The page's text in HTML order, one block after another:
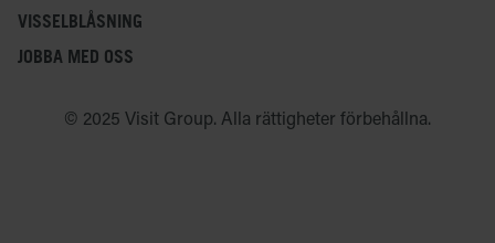
VISSELBLÅSNING
JOBBA MED OSS
© 2025 Visit Group. Alla rättigheter förbehållna.